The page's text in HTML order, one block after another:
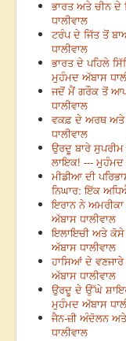
ਭਾਰਤ ਅਤੇ ਚੀਨ ਦੇ
ਧਾਲੀਵਾਲ
ਟਰੰਪ ਦੇ ਜਿੱਤ ਤੋਂ
ਧਾਲੀਵਾਲ
ਭਾਰਤ ਦੇ ਪਹਿਲੇ
ਮੁਹੰਮਦ ਅੱਬਾਸ
ਜਦੋਂ ਮੈਂ ਗਰੌਕ ਤੋਂ
ਧਾਲੀਵਾਲ
ਵਕਫ਼ ਦੇ ਅਰਥ ਅਤੇ
ਧਾਲੀਵਾਲ
ਉਰਦੂ ਬਾਰੇ
ਲਾਇਕ! --- ਮੁਹੰਮਦ
ਮੀਡੀਆ ਦੀ
ਨਿਘਾਰ: ਇੱਕ
ਇਰਾਨ ਨੇ
ਅੱਬਾਸ ਧਾਲੀਵਾਲ
ਇਲਾਇਚੀ ਅਤੇ ਕੋਸੇ
ਅੱਬਾਸ ਧਾਲੀਵਾਲ
ਹਾਸਿਆਂ ਦੇ
ਅੱਬਾਸ ਧਾਲੀਵਾਲ
ਉਰਦੂ ਦੇ ਉੱਘੇ
ਮੁਹੰਮਦ ਅੱਬਾਸ
ਜੈਨ-ਜ਼ੀ ਅੰਦੋਲਨ
ਧਾਲੀਵਾਲ